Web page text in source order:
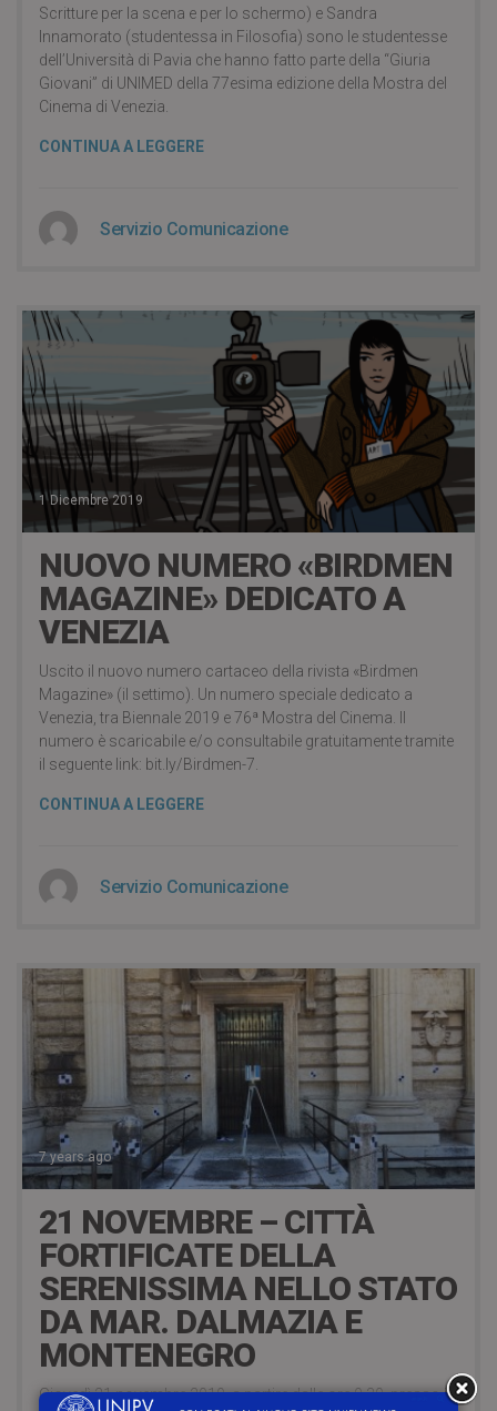
Scritture per la scena e per lo schermo) e Sandra
Innamorato (studentessa in Filosofia) sono le studentesse
dell’Università di Pavia che hanno fatto parte della “Giuria
Giovani” di UNIMED della 77esima edizione della Mostra del
Cinema di Venezia.
CONTINUA A LEGGERE
Servizio Comunicazione
1 Dicembre 2019
NUOVO NUMERO «BIRDMEN
MAGAZINE» DEDICATO A
VENEZIA
Uscito il nuovo numero cartaceo della rivista «Birdmen
Magazine» (il settimo). Un numero speciale dedicato a
Venezia, tra Biennale 2019 e 76ª Mostra del Cinema. Il
numero è scaricabile e/o consultabile gratuitamente tramite
il seguente link: bit.ly/Birdmen-7.
CONTINUA A LEGGERE
Servizio Comunicazione
7 years ago
21 NOVEMBRE – CITTÀ
FORTIFICATE DELLA
SERENISSIMA NELLO STATO
DA MAR. DALMAZIA E
MONTENEGRO
Giovedì 21 novembre 2019, a partire dalle ore 9.30, presso il